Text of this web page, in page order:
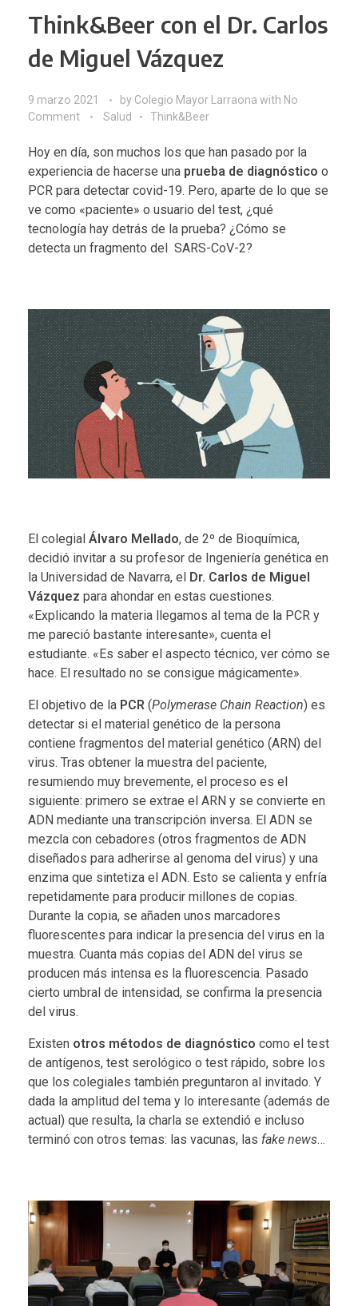
Think&Beer con el Dr. Carlos
de Miguel Vázquez
9 marzo 2021 by Colegio Mayor Larraona with No
Comment
Salud Think&Beer
Hoy en día, son muchos los que han pasado por la
experiencia de hacerse una prueba de diagnóstico o
PCR para detectar covid-19. Pero, aparte de lo que se
ve como «paciente» o usuario del test, ¿qué
tecnología hay detrás de la prueba? ¿Cómo se
detecta un fragmento del SARS-CoV-2?
El colegial Álvaro Mellado, de 2º de Bioquímica,
decidió invitar a su profesor de Ingeniería genética en
la Universidad de Navarra, el
Dr. Carlos de Miguel
Vázquez para ahondar en estas cuestiones.
«Explicando la materia llegamos al tema de la PCR y
me pareció bastante interesante», cuenta el
estudiante. «Es saber el aspecto técnico, ver cómo se
hace. El resultado no se consigue mágicamente».
El objetivo de la PCR (Polymerase Chain Reaction) es
detectar si el material genético de la persona
contiene fragmentos del material genético (ARN) del
virus. Tras obtener la muestra del paciente,
resumiendo muy brevemente, el proceso es el
siguiente: primero se extrae el ARN y se convierte en
ADN mediante una transcripción inversa. El ADN se
mezcla con cebadores (otros fragmentos de ADN
diseñados para adherirse al genoma del virus) y una
enzima que sintetiza el ADN. Esto se calienta y enfría
repetidamente para producir millones de copias.
Durante la copia, se añaden unos marcadores
fluorescentes para indicar la presencia del virus en la
muestra. Cuanta más copias del ADN del virus se
producen más intensa es la fluorescencia. Pasado
cierto umbral de intensidad, se confirma la presencia
del virus.
Existen otros métodos de diagnóstico como el test
de antígenos, test serológico o test rápido, sobre los
que los colegiales también preguntaron al invitado. Y
dada la amplitud del tema y lo interesante (además de
actual) que resulta, la charla se extendió e incluso
terminó con otros temas: las vacunas, las fake news…